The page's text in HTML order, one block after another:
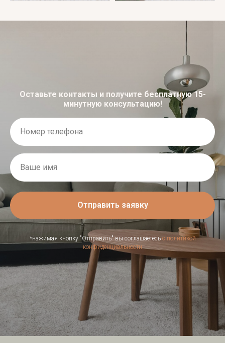
Оставьте контакты и получите бесплатную 15-
минутную консультацию!
Отправить заявку
*нажимая кнопку "Отправить" вы соглашаетесь с политикой
конфиденциальности
ГЛАВНАЯ СТРАНИЦА